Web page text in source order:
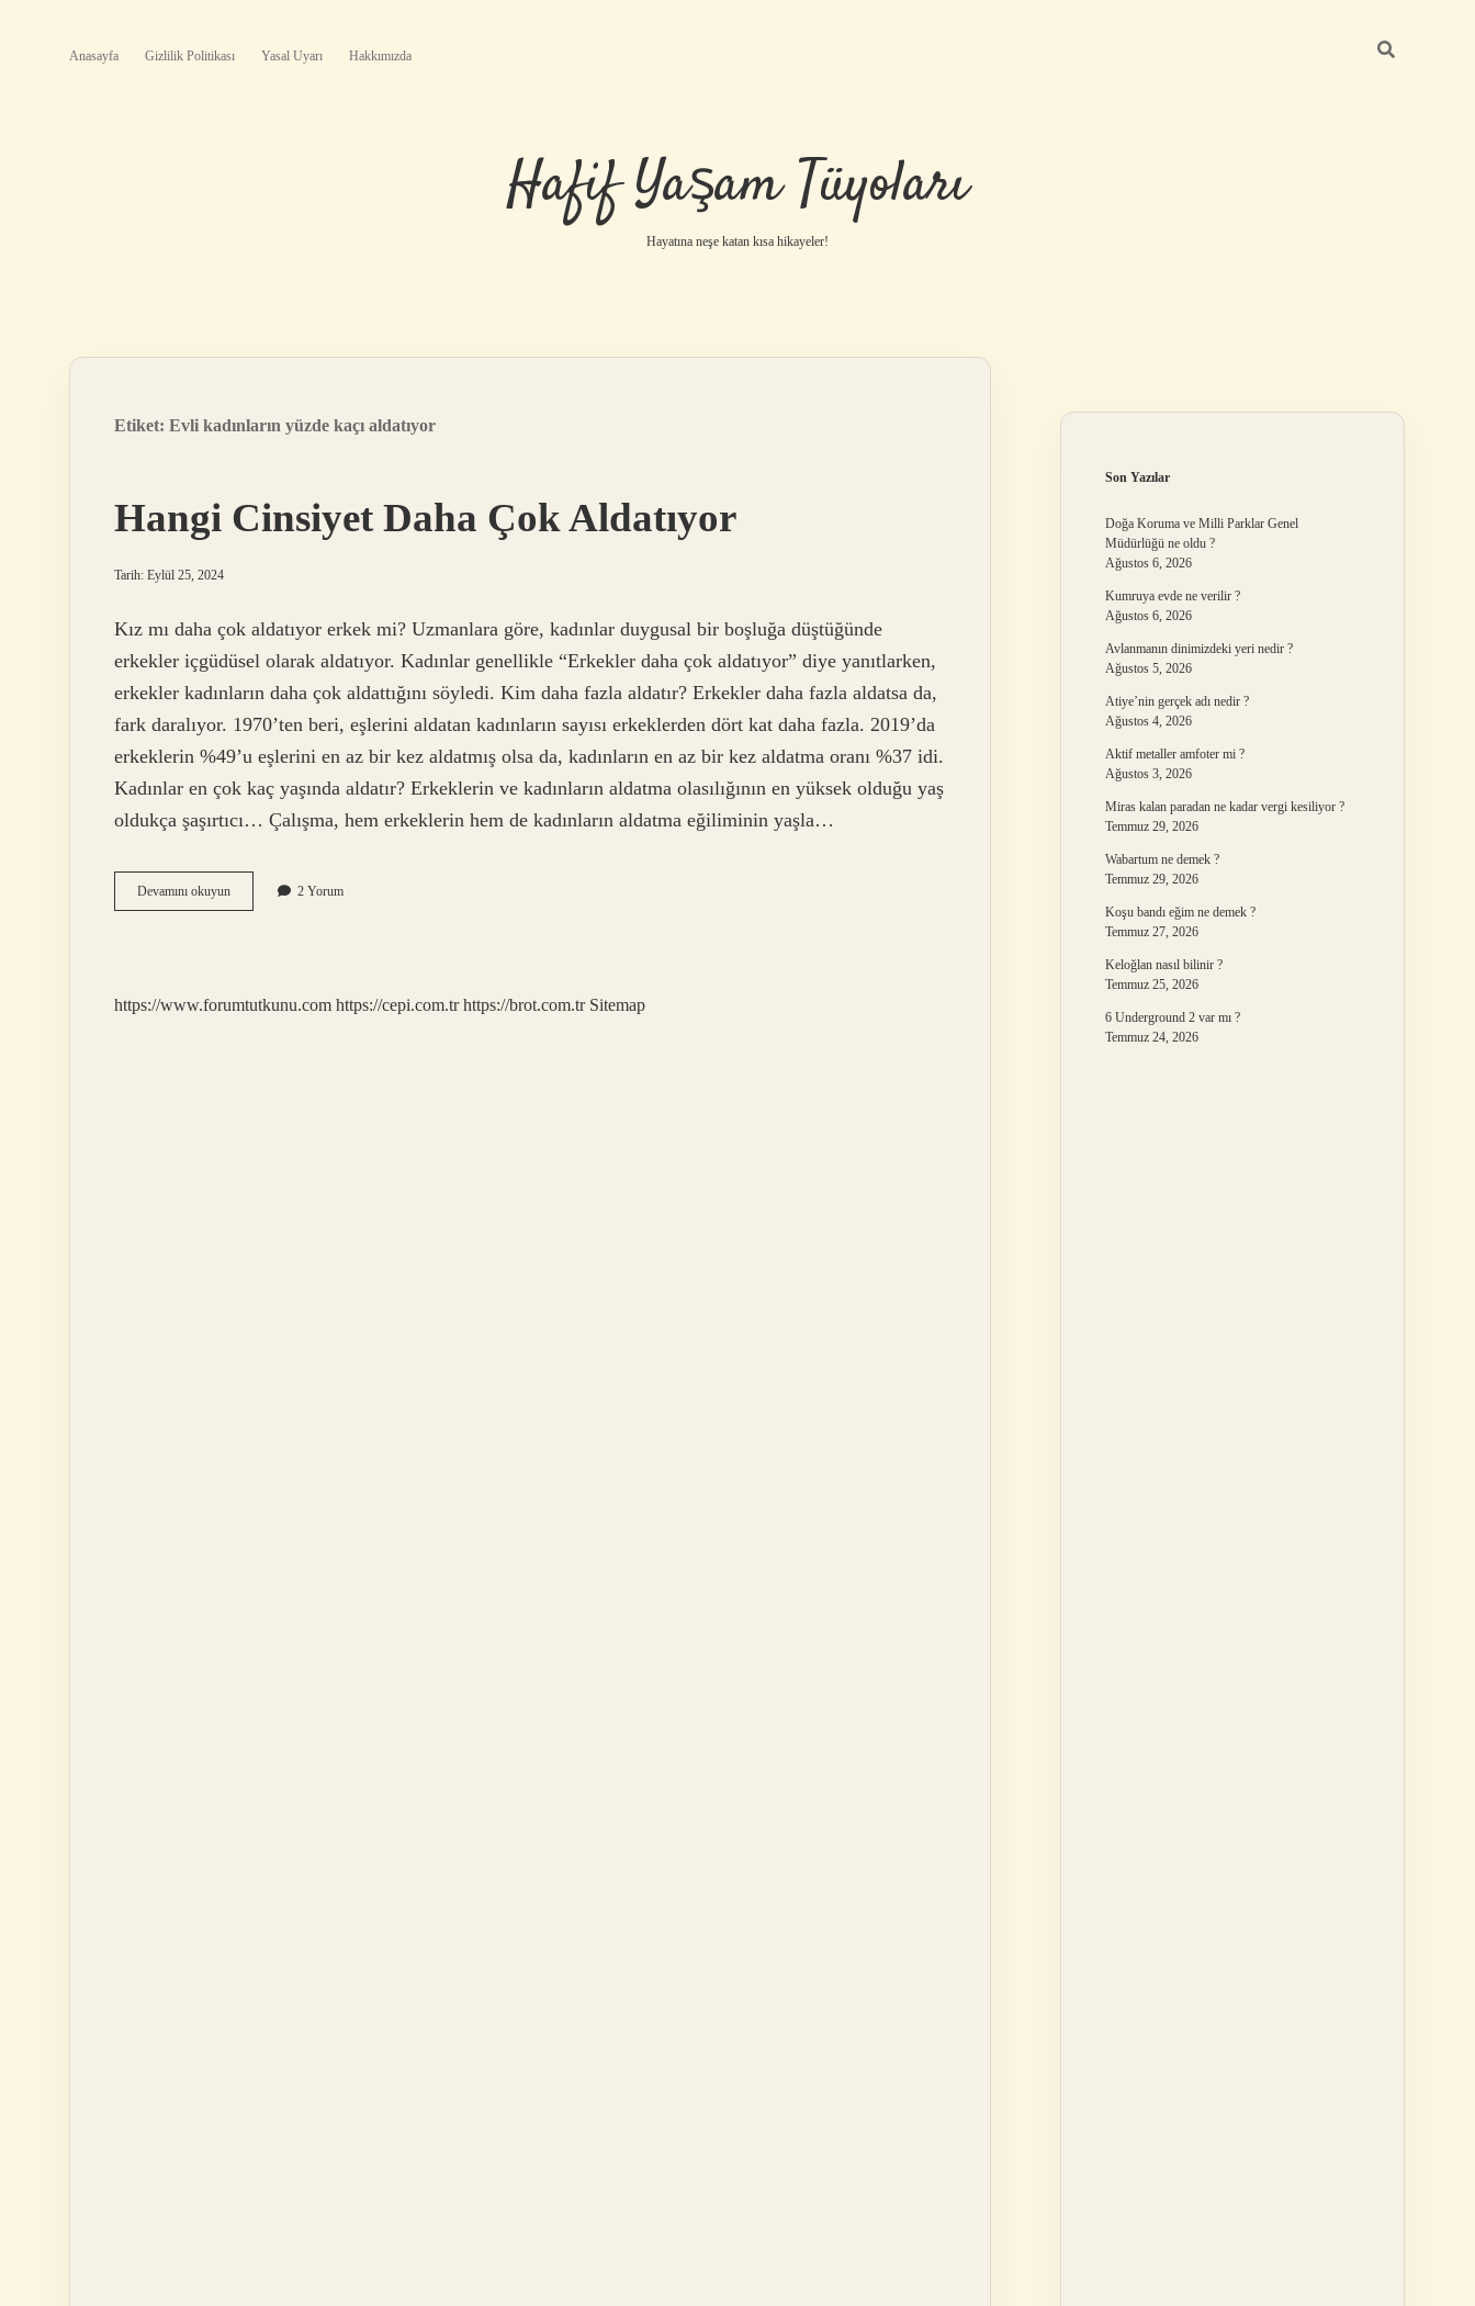
Anasayfa Gizlilik Politikası Yasal Uyarı Hakkımızda
Hafif Yaşam Tüyoları
Hayatına neşe katan kısa hikayeler!
Etiket: Evli kadınların yüzde kaçı aldatıyor
Hangi Cinsiyet Daha Çok Aldatıyor
Tarih: Eylül 25, 2024
Kız mı daha çok aldatıyor erkek mi? Uzmanlara göre, kadınlar duygusal bir boşluğa düştüğünde
erkekler içgüdüsel olarak aldatıyor. Kadınlar genellikle “Erkekler daha çok aldatıyor” diye yanıtlarken,
erkekler kadınların daha çok aldattığını söyledi. Kim daha fazla aldatır? Erkekler daha fazla aldatsa da,
fark daralıyor. 1970’ten beri, eşlerini aldatan kadınların sayısı erkeklerden dört kat daha fazla. 2019’da
erkeklerin %49’u eşlerini en az bir kez aldatmış olsa da, kadınların en az bir kez aldatma oranı %37 idi.
Kadınlar en çok kaç yaşında aldatır? Erkeklerin ve kadınların aldatma olasılığının en yüksek olduğu yaş
oldukça şaşırtıcı… Çalışma, hem erkeklerin hem de kadınların aldatma eğiliminin yaşla…
Devamını okuyunHangi
Cinsiyet
2 Yorum
https://www.forumtutkunu.com https://cepi.com.tr https://brot.com.tr Sitemap
Son Yazılar
Doğa Koruma ve Milli Parklar Genel
Müdürlüğü ne oldu ?
Ağustos 6, 2026
Kumruya evde ne verilir ?
Ağustos 6, 2026
Avlanmanın dinimizdeki yeri nedir ?
Ağustos 5, 2026
Atiye’nin gerçek adı nedir ?
Ağustos 4, 2026
Aktif metaller amfoter mi ?
Ağustos 3, 2026
Miras kalan paradan ne kadar vergi kesiliyor ?
Temmuz 29, 2026
Wabartum ne demek ?
Temmuz 29, 2026
Koşu bandı eğim ne demek ?
Temmuz 27, 2026
Keloğlan nasıl bilinir ?
Temmuz 25, 2026
6 Underground 2 var mı ?
Temmuz 24, 2026